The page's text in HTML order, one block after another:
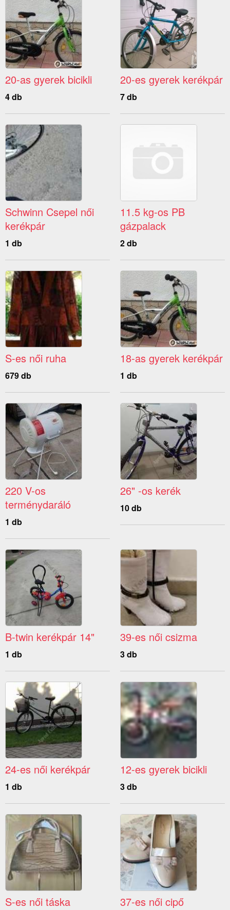
20-as gyerek bicikli
4 db
20-es gyerek kerékpár
7 db
Schwinn Csepel női
kerékpár
1 db
11.5 kg-os PB
gázpalack
2 db
S-es női ruha
679 db
18-as gyerek kerékpár
1 db
220 V-os
terménydaráló
1 db
26" -os kerék
10 db
B-twin kerékpár 14"
1 db
39-es női csizma
3 db
24-es női kerékpár
1 db
12-es gyerek bicikli
3 db
S-es női táska 37-es női cipő